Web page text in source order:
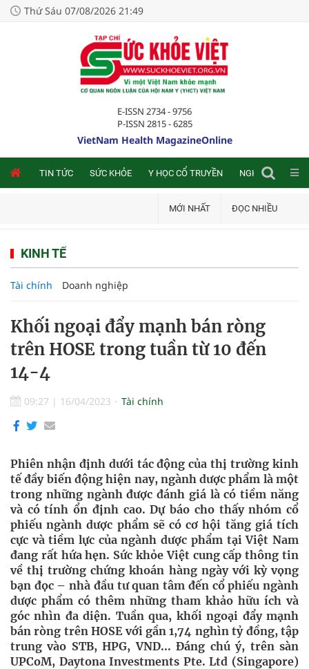
Thứ Sáu 07/08/2026 21:49
E-ISSN 2734 - 9756
P-ISSN 2815 - 6285
VietNam Health MagazineOnline
TIN TỨC SỨC KHỎE Y HỌC CỔ TRUYỀN NGHIÊN CỨU
MỚI NHẤT ĐỌC NHIỀU
KINH TẾ
Tài chính Doanh nghiệp
Khối ngoại đẩy mạnh bán ròng
trên HOSE trong tuần từ 10 đến
14-4
09:27 | 16/04/2023 Tài chính
Phiên nhận định dưới tác động của thị trường kinh
tế đầy biến động hiện nay, ngành dược phẩm là một
trong những ngành được đánh giá là có tiềm năng
và có tính ổn định cao. Dự báo cho thấy nhóm cổ
phiếu ngành dược phẩm sẽ có cơ hội tăng giá tích
cực và tiềm lực của ngành dược phẩm tại Việt Nam
đang rất hứa hẹn. Sức khỏe Việt cung cấp thông tin
về thị trường chứng khoán hàng ngày với kỳ vọng
bạn đọc – nhà đầu tư quan tâm đến cổ phiếu ngành
dược phẩm có thêm những tham khảo hữu ích và
góc nhìn đa diện. Tuần qua, khối ngoại đẩy mạnh
bán ròng trên HOSE với gần 1,74 nghìn tỷ đồng, tập
trung vào STB, HPG, VND... Đáng chú ý, trên sàn
UPCoM, Daytona Investments Pte. Ltd (Singapore)